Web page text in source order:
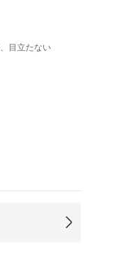
目立たない